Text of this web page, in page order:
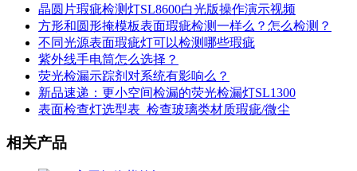
晶圆片瑕疵检测灯SL8600白光版操作演示视频
方形和圆形掩模板表面瑕疵检测一样么？怎么检测？
不同光源表面瑕疵灯可以检测哪些瑕疵
紫外线手电筒怎么选择？
荧光检漏示踪剂对系统有影响么？
新品速递：更小空间检漏的荧光检漏灯SL1300
表面检查灯选型表_检查玻璃类材质瑕疵/微尘
相关产品